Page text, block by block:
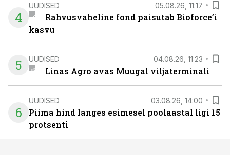
4
UUDISED 05.08.26, 11:17
Rahvusvaheline fond paisutab Bioforce’i
kasvu
5 UUDISED 04.08.26, 11:23
Linas Agro avas Muugal viljaterminali
6
UUDISED 03.08.26, 14:00
Piima hind langes esimesel poolaastal ligi 15
protsenti